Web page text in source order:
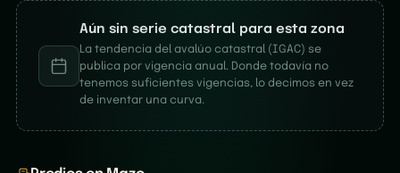
Aún sin serie catastral para esta zona
La tendencia del avalúo catastral (IGAC) se
publica por vigencia anual. Donde todavía no
tenemos suficientes vigencias, lo decimos en vez
de inventar una curva.